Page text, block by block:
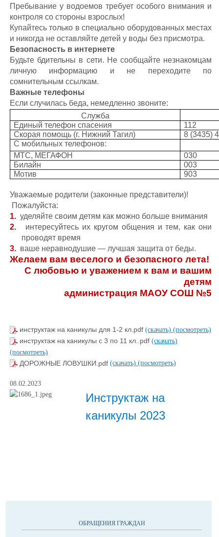
Пребывание у водоемов требует особого внимания и
контроля со стороны взрослых!
Купайтесь только в специально оборудованных местах
и никогда не оставляйте детей у воды без присмотра.
Безопасность в интернете
Будьте бдительны в сети. Не сообщайте незнакомцам
личную информацию и не переходите по
сомнительным ссылкам.
Важные телефоны
Если случилась беда, немедленно звоните:
Служба
Единый телефон спасения
112
Скорая помощь (г. Нижний Тагил)
8 (3435)
С мобильных телефонов:
МТС, МЕГАФОН
030
Билайн
003
Мотив
903
Уважаемые родители (законные представители)!
Пожалуйста:
1. уделяйте своим детям как можно больше внимания
2.
интересуйтесь их кругом общения и тем, как они
проводят время
3. ваше неравнодушие — лучшая защита от беды.
Желаем вам веселого и безопасного лета!
С любовью и уважением к вам и вашим
детям
администрация МАОУ СОШ №5
инструктаж на каникулы для 1-2 кл.pdf (скачать) (посмотреть)
инструктаж на каникулы с 3 по 11 кл..pdf (скачать)
(посмотреть)
ДОРОЖНЫЕ ЛОВУШКИ.pdf (скачать) (посмотреть)
08.02.2023
Инструктаж на
каникулы 2023
ОБРАЩЕНИЯ ГРАЖДАН